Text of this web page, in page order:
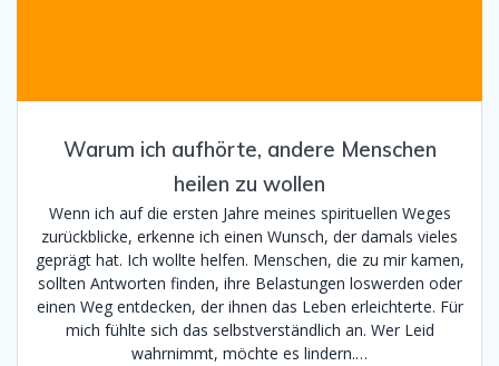
Warum ich aufhörte, andere Menschen
heilen zu wollen
Wenn ich auf die ersten Jahre meines spirituellen Weges
zurückblicke, erkenne ich einen Wunsch, der damals vieles
geprägt hat. Ich wollte helfen. Menschen, die zu mir kamen,
sollten Antworten finden, ihre Belastungen loswerden oder
einen Weg entdecken, der ihnen das Leben erleichterte. Für
mich fühlte sich das selbstverständlich an. Wer Leid
wahrnimmt, möchte es lindern.…